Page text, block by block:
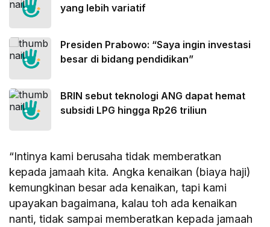
yang lebih variatif
Presiden Prabowo: “Saya ingin investasi
besar di bidang pendidikan”
BRIN sebut teknologi ANG dapat hemat
subsidi LPG hingga Rp26 triliun
“Intinya kami berusaha tidak memberatkan
kepada jamaah kita. Angka kenaikan (biaya haji)
kemungkinan besar ada kenaikan, tapi kami
upayakan bagaimana, kalau toh ada kenaikan
nanti, tidak sampai memberatkan kepada jamaah